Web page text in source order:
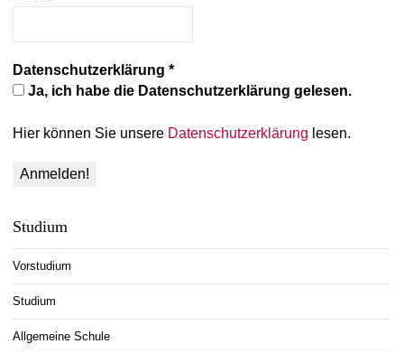
Datenschutzerklärung *
Ja, ich habe die Datenschutzerklärung gelesen.
Hier können Sie unsere Datenschutzerklärung lesen.
Studium
Vorstudium
Studium
Allgemeine Schule